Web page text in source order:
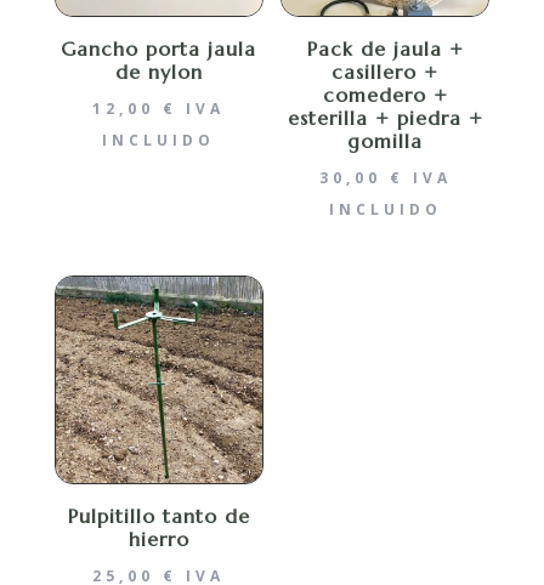
Gancho porta jaula
de nylon
12,00 €
IVA
INCLUIDO
Pack de jaula +
casillero +
comedero +
esterilla + piedra +
gomilla
30,00 €
IVA
INCLUIDO
Pulpitillo tanto de
hierro
25,00 €
IVA